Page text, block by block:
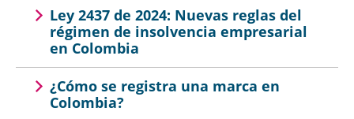
Ley 2437 de 2024: Nuevas reglas del
régimen de insolvencia empresarial
en Colombia
¿Cómo se registra una marca en
Colombia?